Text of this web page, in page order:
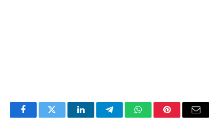
FacebookTwitter LinkedInTelegramWhatsAppPinterestEmail